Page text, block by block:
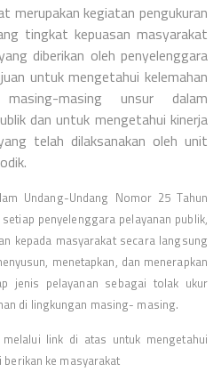
merupakan kegiatan pengukuran
tingkat kepuasan masyarakat
diberikan oleh penyelenggara
untuk mengetahui kelemahan
masing unsur dalam
dan untuk mengetahui kinerja
telah dilaksanakan oleh unit
Undang-Undang Nomor 25 Tahun
penyelenggara pelayanan publik,
kepada masyarakat secara langsung
menetapkan, dan menerapkan
jenis pelayanan sebagai tolak ukur
di lingkungan masing- masing.
link di atas untuk mengetahui
ke masyarakat